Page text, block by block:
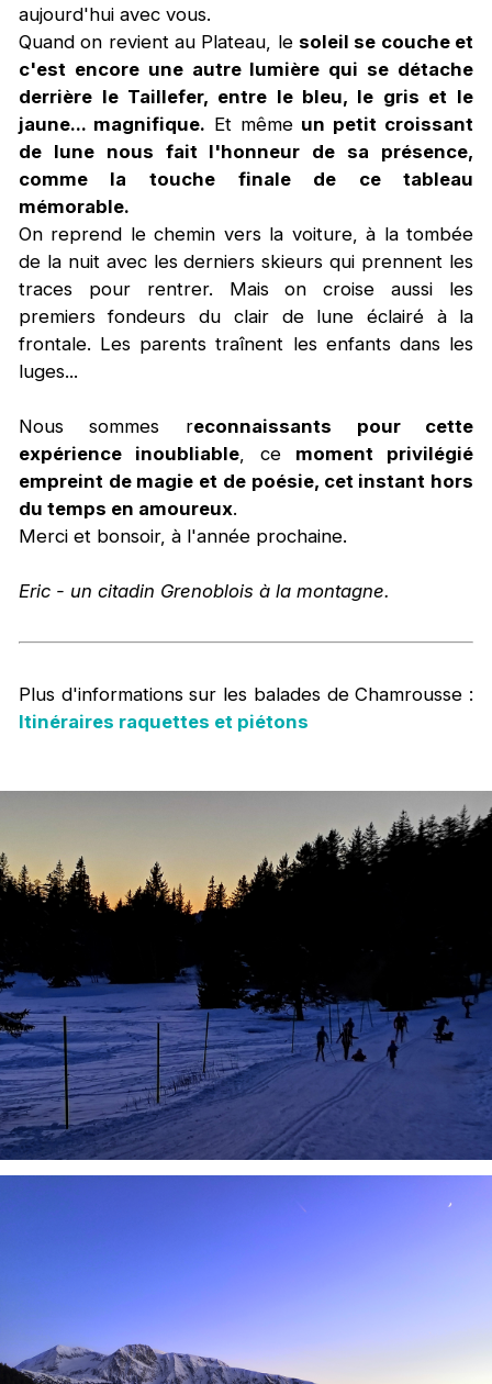
aujourd'hui avec vous.
Quand on revient au Plateau, lesoleil se couche et
c'est encore une autre lumière qui se détache
derrière le Taillefer, entre le bleu, le gris et le
jaune... magnifique. Et même un petit croissant
de lune nous fait l'honneur de sa présence,
comme la touche finale de ce tableau
mémorable.
On reprend le chemin vers la voiture, à la tombée
de la nuit avec les derniers skieurs qui prennent les
traces pour rentrer. Mais on croise aussi les
premiers fondeurs du clair de lune éclairé à la
frontale. Les parents traînent les enfants dans les
luges...
Nous sommes reconnaissants pour cette
expérience inoubliable , ce moment privilégié
empreint de magie et de poésie, cet instant hors
du temps en amoureux.
Merci et bonsoir, à l'année prochaine.
Eric - un citadin Grenoblois à la montagne.
Plus d'informations sur les balades de Chamrousse :
Itinéraires raquettes et piétons